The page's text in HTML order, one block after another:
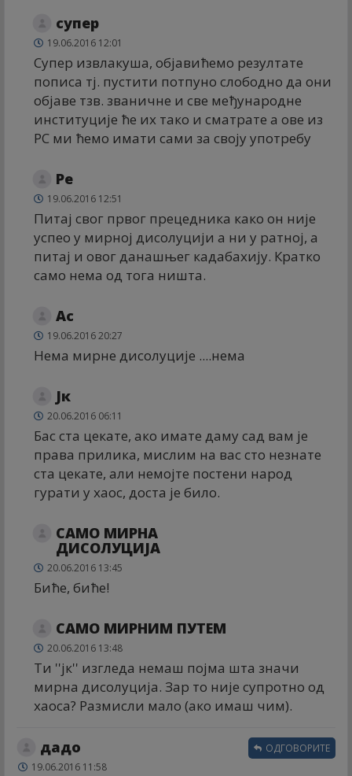
супер
19.06.2016 12:01
Супер извлакуша, објавићемо резултате
пописа тј. пустити потпуно слободно да они
објаве тзв. званичне и све међународне
институције ће их тако и сматрате а ове из
РС ми ћемо имати сами за своју употребу
Ре
19.06.2016 12:51
Питај свог првог прецедника како он није
успео у мирној дисолуцији а ни у ратној, а
питај и овог данашњег кадабахију. Кратко
само нема од тога ништа.
Ас
19.06.2016 20:27
Нема мирне дисолуције ....нема
Јк
20.06.2016 06:11
Бас ста цекате, ако имате даму сад вам је
права прилика, мислим на вас сто незнате
ста цекате, али немојте постени народ
гурати у хаос, доста је било.
САМО МИРНА
ДИСОЛУЦИЈА
20.06.2016 13:45
Биће, биће!
САМО МИРНИМ ПУТЕМ
20.06.2016 13:48
Ти ''јк'' изгледа немаш појма шта значи
мирна дисолуција. Зар то није супротно од
хаоса? Размисли мало (ако имаш чим).
дадо
19.06.2016 11:58
ОДГОВОРИТЕ